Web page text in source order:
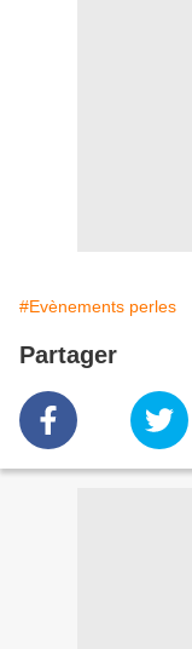
#Evènements perles
Partager